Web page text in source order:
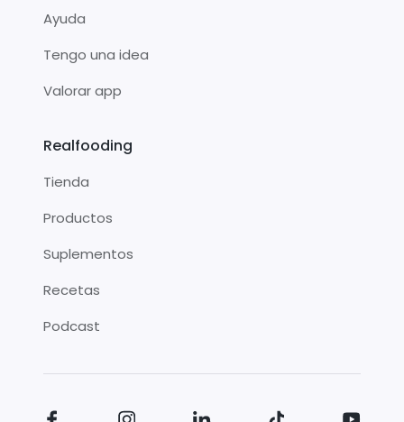
Ayuda
Tengo una idea
Valorar app
Realfooding
Tienda
Productos
Suplementos
Recetas
Podcast